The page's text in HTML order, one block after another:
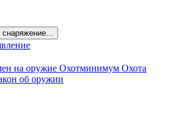
на оружие Охотминимум Охота
об оружии